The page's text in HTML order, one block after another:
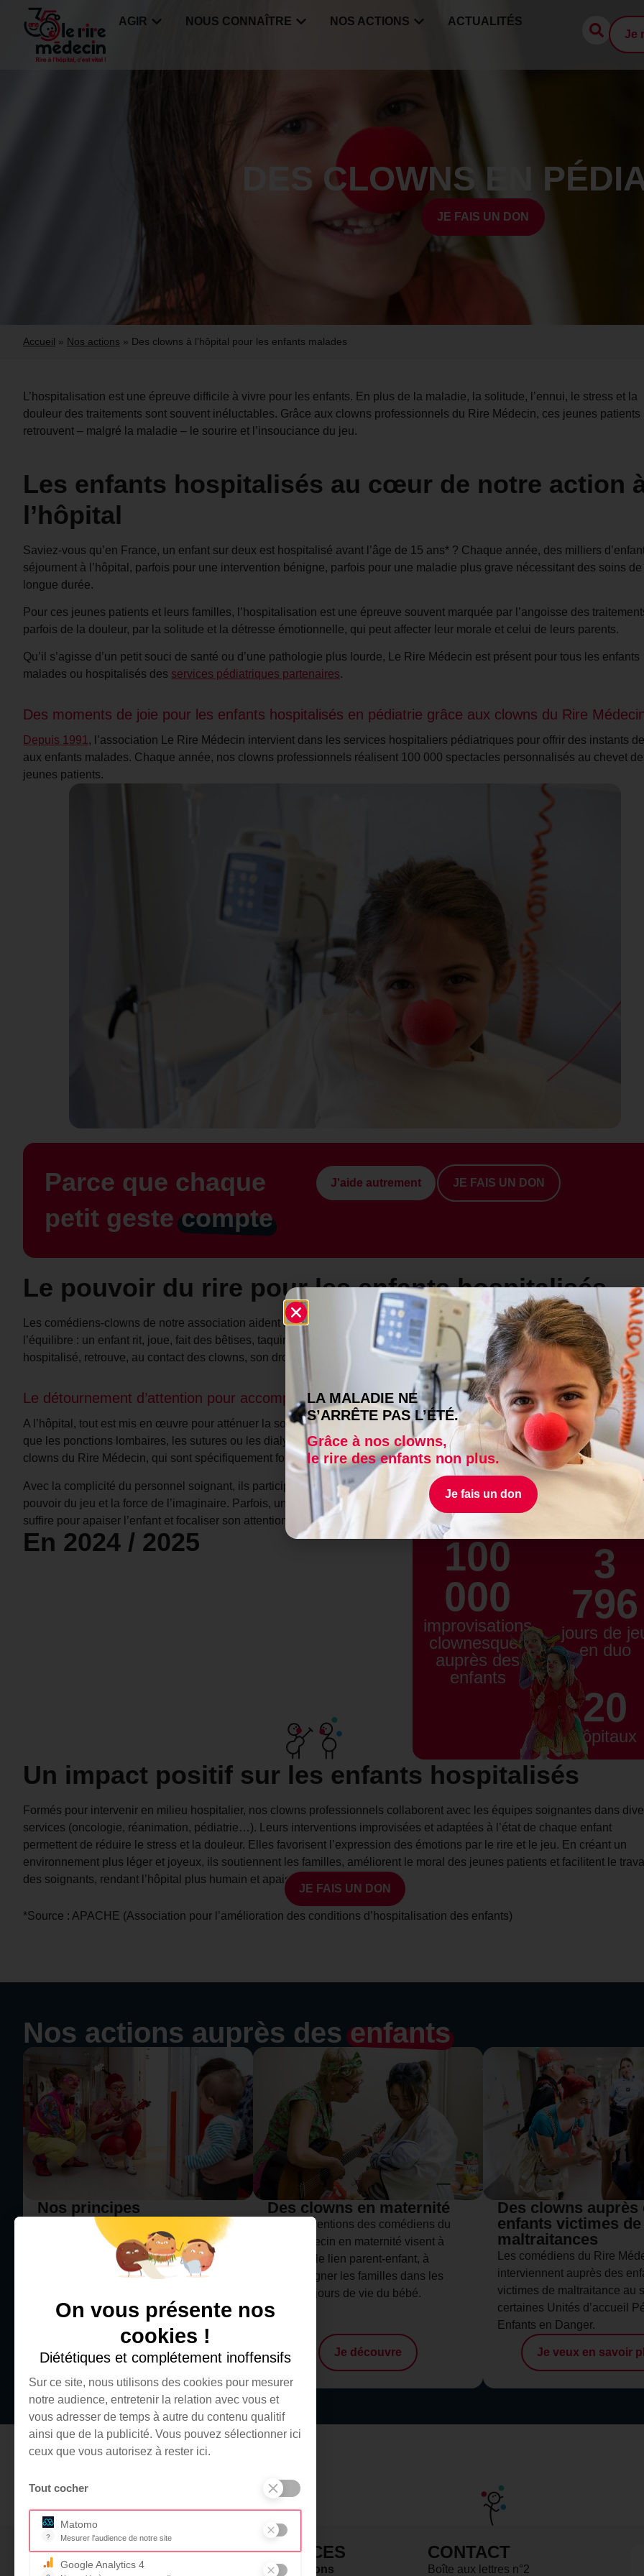
On vous présente nos
cookies !
Diététiques et complétement inoffensifs
Sur ce site, nous utilisons des cookies pour mesurer
notre audience, entretenir la relation avec vous et
vous adresser de temps à autre du contenu qualitif
ainsi que de la publicité. Vous pouvez sélectionner ici
ceux que vous autorisez à rester ici.
Tout cocher
?
Matomo
Mesurer l'audience de notre site
Outil analytique (alternative à Google Analytics) collectant des données sur les utilisateurs d'un site web
Google Analytics 4
AGIR NOUS CONNAÎTRE NOS ACTIONS
ACTUALITÉS
Je
DES CLOWNS EN
JE FAIS UN DON
Accueil » Nos actions » Des clowns à l’hôpital pour les enfants malades
L’hospitalisation est une épreuve difficile à vivre pour les enfants. En plus de la maladie, la solitude, l’ennui, le stress et la
douleur des traitements sont souvent inéluctables. Grâce aux clowns professionnels du Rire Médecin, ces jeunes patients
retrouvent – malgré la maladie – le sourire et l’insouciance du jeu.
Les enfants hospitalisés au cœur de notre action
l’hôpital
Saviez-vous qu’en France, un enfant sur deux est hospitalisé avant l’âge de 15 ans* ? Chaque année, des milliers
séjournent à l’hôpital, parfois pour une intervention bénigne, parfois pour une maladie plus grave nécessitant des soins de
longue durée.
Pour ces jeunes patients et leurs familles, l’hospitalisation est une épreuve souvent marquée par l’angoisse des
parfois de la douleur, par la solitude et la détresse émotionnelle, qui peut affecter leur morale et celui de leurs parents.
Qu’il s’agisse d’un petit souci de santé ou d’une pathologie plus lourde, Le Rire Médecin est présent pour tous les enfants
malades ou hospitalisés des services pédiatriques partenaires.
Des moments de joie pour les enfants hospitalisés en pédiatrie grâce aux clowns du Rire
Depuis 1991, l’association Le Rire Médecin intervient dans les services hospitaliers pédiatriques pour offrir des instants
aux enfants malades. Chaque année, nos clowns professionnels réalisent 100 000 spectacles personnalisés au chevet
jeunes patients.
Parce que chaque
petit gestecompte
J'aide autrement JE FAIS UN DON
Le pouvoir du rire pour les enfants hospitalisés
Les comédiens-clowns de notre association aident à restaurer le monde de l’enfance dans l’hôpital. Les clowns rétablissent
l’équilibre : un enfant rit, joue, fait des bêtises, taquine, crie… Sous l’œil complice de ses parents et de sa famille, un enfant
hospitalisé, retrouve, au contact des clowns, son droit d’être un enfant avant d’être un malade.
Le détournement d’attention pour accompagner les soins douloureux
A l’hôpital, tout est mis en œuvre pour atténuer la souffrance des enfants, notamment lors des soins douloureux ou invasifs
que les ponctions lombaires, les sutures ou les dialyses. Dans ces cas-là, les équipes médicales peuvent compter sur les
clowns du Rire Médecin, qui sont spécifiquement formés à l’accompagnement de soins douloureux.
Avec la complicité du personnel soignant, ils participent au combat contre la souffrance et l’anxiété, avec leurs armes à eux
pouvoir du jeu et la force de l’imaginaire. Parfois, une berceuse, un tour de magie ou une pluie de bulles de savon peuvent
suffire pour apaiser l’enfant et focaliser son attention sur autre chose.
En 2024 / 2025
100
000
improvisations
clownesques
auprès des
enfants
3
796
jours de
en duo
20
hôpitaux
Un impact positif sur les enfants hospitalisés
Formés pour intervenir en milieu hospitalier, nos clowns professionnels collaborent avec les équipes soignantes dans
services (oncologie, réanimation, pédiatrie…). Leurs interventions improvisées et adaptées à l’état de chaque enfant
permettent de réduire le stress et la douleur. Elles favorisent l’expression des émotions par le rire et le jeu. En créant un
environnement plus léger et joyeux, ils soutiennent les familles, améliorent le moral des jeunes patients et facilitent le
des soignants, rendant l’hôpital plus humain et apaisant.
JE FAIS UN DON
*Source : APACHE (Association pour l’amélioration des conditions d’hospitalisation des enfants)
Nos actions auprès desenfants
Nos principes
d'interventions
Jouer auprès des enfants hospitalisés
dans les services pédiatriques ne
s’improvise pas ! Tous nos clowns
les règles du jeu à l’hôpital.
Je m'informe
Des clowns en maternité
Les interventions des comédiens du
Rire Médecin en maternité visent à
renforcer le lien parent-enfant, à
accompagner les familles dans les
premiers jours de vie du bébé.
Je découvre
Des clowns auprès
enfants victimes de
maltraitances
Les comédiens du Rire
interviennent auprès des
victimes de maltraitance au
certaines Unités d’accueil
Enfants en Danger.
Je veux en savoir
RESSOURCES
Foire aux questions
CONTACT
Boîte aux lettres n°2
LA MALADIE NE
S’ARRÊTE PAS L’ÉTÉ.
Grâce à nos clowns,
le rire des enfants non plus.
Je fais un don